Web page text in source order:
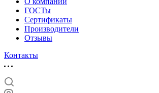
ГОСТы
Сертификаты
Производители
Отзывы
Контакты